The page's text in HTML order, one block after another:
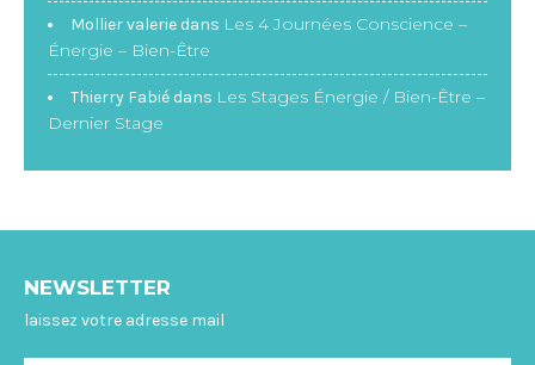
Mollier valerie dans Les 4 Journées Conscience –
Énergie – Bien-Être
Thierry Fabié dans Les Stages Énergie / Bien-Être –
Dernier Stage
NEWSLETTER
laissez votre adresse mail